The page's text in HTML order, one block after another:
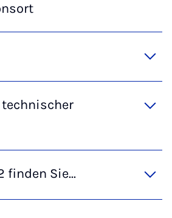
finden Sie...